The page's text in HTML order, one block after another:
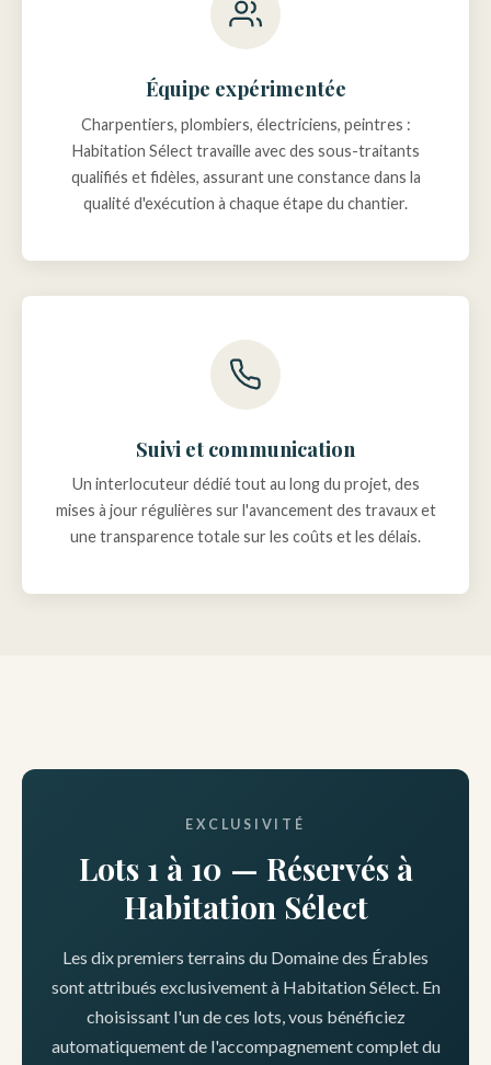
Équipe expérimentée
Charpentiers, plombiers, électriciens, peintres :
Habitation Sélect travaille avec des sous-traitants
qualifiés et fidèles, assurant une constance dans la
qualité d'exécution à chaque étape du chantier.
Suivi et communication
Un interlocuteur dédié tout au long du projet, des
mises à jour régulières sur l'avancement des travaux et
une transparence totale sur les coûts et les délais.
EXCLUSIVITÉ
Lots 1 à 10 — Réservés à
Habitation Sélect
Les dix premiers terrains du Domaine des Érables
sont attribués exclusivement à Habitation Sélect. En
choisissant l'un de ces lots, vous bénéficiez
automatiquement de l'accompagnement complet du